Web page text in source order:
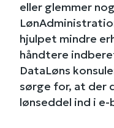
eller glemmer
hjulpet mindre
håndtere
DataLøns
sørge for, at der
lønseddel ind i e-